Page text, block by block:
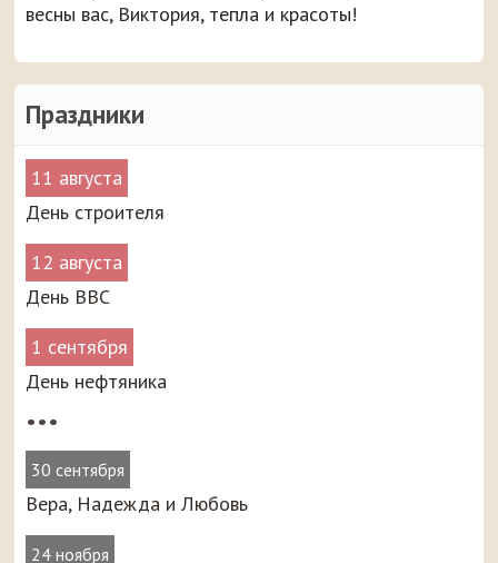
Праздники
11 августа
День строителя
12 августа
День ВВС
1 сентября
День нефтяника
•••
30 сентября
Вера, Надежда и Любовь
24 ноября
весны вас, Виктория, тепла и красоты!